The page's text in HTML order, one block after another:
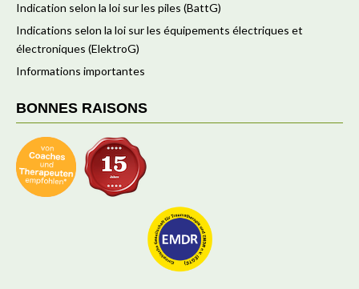
Indication selon la loi sur les piles (BattG)
Indications selon la loi sur les équipements électriques et
électroniques (ElektroG)
Informations importantes
BONNES RAISONS